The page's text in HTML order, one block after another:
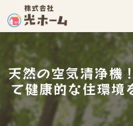
天然の空気清浄機
て健康的な住環境